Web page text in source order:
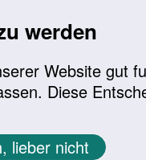
werden
Website gut
Diese
lieber nicht